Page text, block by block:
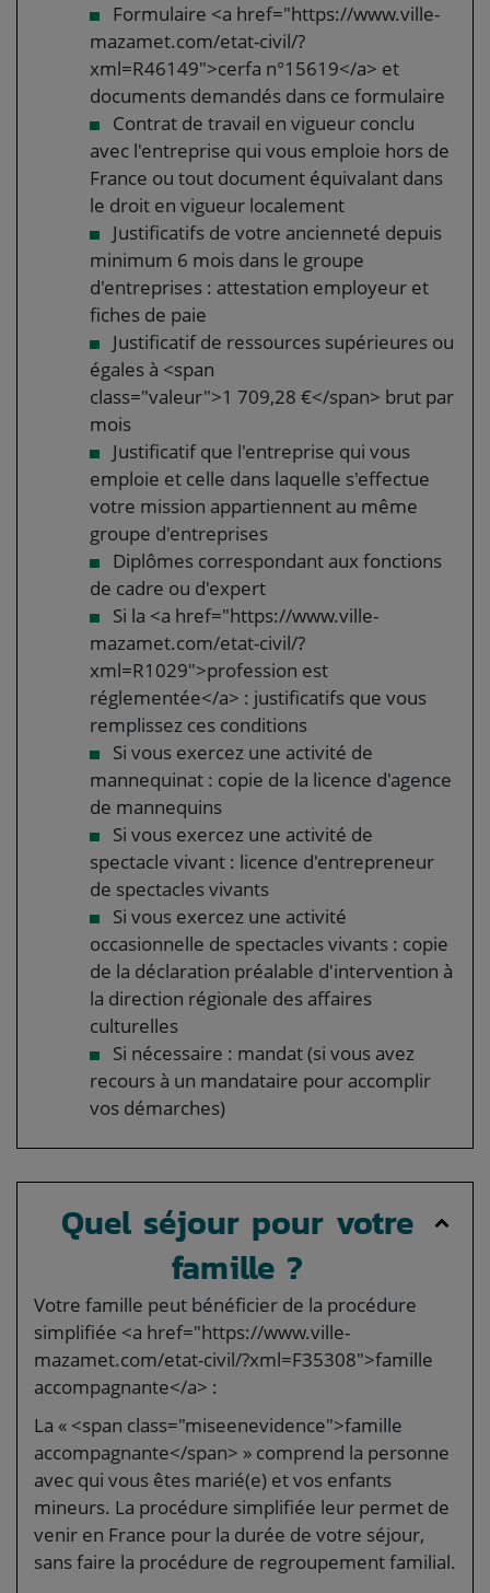
Formulaire <a href="https://www.ville-
mazamet.com/etat-civil/?
xml=R46149">cerfa n°15619</a> et
documents demandés dans ce formulaire
Contrat de travail en vigueur conclu
avec l'entreprise qui vous emploie hors de
France ou tout document équivalant dans
le droit en vigueur localement
Justificatifs de votre ancienneté depuis
minimum 6 mois dans le groupe
d'entreprises : attestation employeur et
fiches de paie
Justificatif de ressources supérieures ou
égales à <span
class="valeur">1 709,28 €</span> brut par
mois
Justificatif que l'entreprise qui vous
emploie et celle dans laquelle s'effectue
votre mission appartiennent au même
groupe d'entreprises
Diplômes correspondant aux fonctions
de cadre ou d'expert
Si la <a href="https://www.ville-
mazamet.com/etat-civil/?
xml=R1029">profession est
réglementée</a> : justificatifs que vous
remplissez ces conditions
Si vous exercez une activité de
mannequinat : copie de la licence d'agence
de mannequins
Si vous exercez une activité de
spectacle vivant : licence d'entrepreneur
de spectacles vivants
Si vous exercez une activité
occasionnelle de spectacles vivants : copie
de la déclaration préalable d'intervention à
la direction régionale des affaires
culturelles
Si nécessaire : mandat (si vous avez
recours à un mandataire pour accomplir
vos démarches)
Quel séjour pour votre
famille ?
Votre famille peut bénéficier de la procédure
simplifiée <a href="https://www.ville-
mazamet.com/etat-civil/?xml=F35308">famille
accompagnante</a> :
La « <span class="miseenevidence">famille
accompagnante</span> » comprend la personne
avec qui vous êtes marié(e) et vos enfants
mineurs. La procédure simplifiée leur permet de
venir en France pour la durée de votre séjour,
sans faire la procédure de regroupement familial.